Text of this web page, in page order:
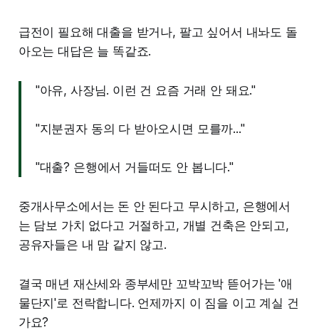
급전이 필요해 대출을 받거나, 팔고 싶어서 내놔도 돌
아오는 대답은 늘 똑같죠.
"아유, 사장님. 이런 건 요즘 거래 안 돼요."
"지분권자 동의 다 받아오시면 모를까..."
"대출? 은행에서 거들떠도 안 봅니다."
중개사무소에서는 돈 안 된다고 무시하고, 은행에서
는 담보 가치 없다고 거절하고, 개별 건축은 안되고,
공유자들은 내 맘 같지 않고.
결국 매년 재산세와 종부세만 꼬박꼬박 뜯어가는 '애
물단지'로 전락합니다. 언제까지 이 짐을 이고 계실 건
가요?